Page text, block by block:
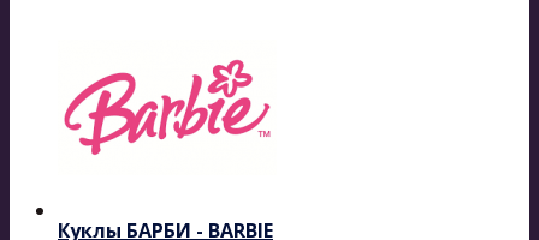
Куклы БАРБИ - BARBIE